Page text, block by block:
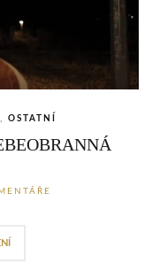
OSTATNÍ